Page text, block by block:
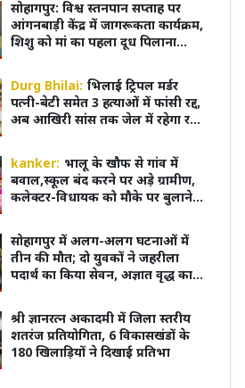
सोहागपुर: विश्व स्तनपान सप्ताह पर
आंगनबाड़ी केंद्र में जागरूकता कार्यक्रम,
शिशु को मां का पहला दूध पिलाना
Durg Bhilai: भिलाई ट्रिपल मर्डर
पत्नी-बेटी समेत 3 हत्याओं में फांसी रद्द,
अब आखिरी सांस तक जेल में रहेगा रवि
kanker: भालू के खौफ से गांव में
बवाल,स्कूल बंद करने पर अड़े ग्रामीण,
कलेक्टर-विधायक को मौके पर बुलाने
सोहागपुर में अलग-अलग घटनाओं में
तीन की मौत; दो युवकों ने जहरीला
पदार्थ का किया सेवन, अज्ञात वृद्ध का
श्री ज्ञानरत्न अकादमी में जिला स्तरीय
शतरंज प्रतियोगिता, 6 विकासखंडों के
180 खिलाड़ियों ने दिखाई प्रतिभा